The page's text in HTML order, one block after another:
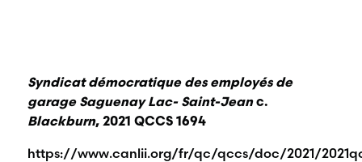
Syndicat démocratique des employés de
garage Saguenay Lac- Saint-Jeanc.
Blackburn, 2021 QCCS 1694
https://www.canlii.org/fr/qc/qccs/doc/2021/